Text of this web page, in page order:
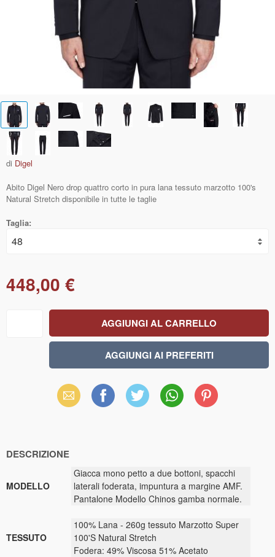
di Digel
Abito Digel Nero drop quattro corto in pura lana tessuto marzotto 100's
Natural Stretch disponibile in tutte le taglie
Taglia:
448,00 €
Email Facebook X WhatsAppPinterest
DESCRIZIONE
MODELLO
Giacca mono petto a due bottoni, spacchi
laterali foderata, impuntura a margine AMF.
Pantalone Modello Chinos gamba normale.
TESSUTO
100% Lana - 260g tessuto Marzotto Super
100'S Natural Stretch
Fodera: 49% Viscosa 51% Acetato